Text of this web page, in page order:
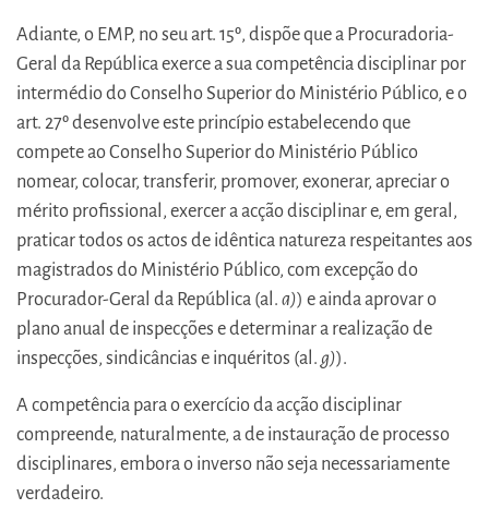
Adiante, o EMP, no seu art. 15º, dispõe que a Procuradoria-
Geral da República exerce a sua competência disciplinar por
intermédio do Conselho Superior do Ministério Público, e o
art. 27º desenvolve este princípio estabelecendo que
compete ao Conselho Superior do Ministério Público
nomear, colocar, transferir, promover, exonerar, apreciar o
mérito profissional, exercer a acção disciplinar e, em geral,
praticar todos os actos de idêntica natureza respeitantes aos
magistrados do Ministério Público, com excepção do
Procurador-Geral da República (al. a)) e ainda aprovar o
plano anual de inspecções e determinar a realização de
inspecções, sindicâncias e inquéritos (al. g)).
A competência para o exercício da acção disciplinar
compreende, naturalmente, a de instauração de processo
disciplinares, embora o inverso não seja necessariamente
verdadeiro.